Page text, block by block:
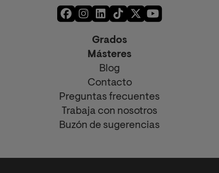
Grados
Másteres
Blog
Contacto
Preguntas frecuentes
Trabaja con nosotros
Buzón de sugerencias